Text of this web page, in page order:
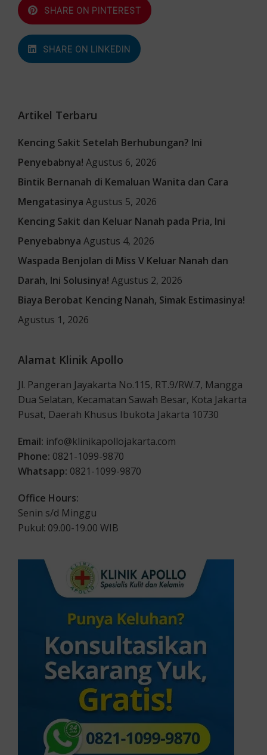
SHARE ON PINTEREST
SHARE ON LINKEDIN
Artikel Terbaru
Kencing Sakit Setelah Berhubungan? Ini
Penyebabnya! Agustus 6, 2026
Bintik Bernanah di Kemaluan Wanita dan Cara
Mengatasinya Agustus 5, 2026
Kencing Sakit dan Keluar Nanah pada Pria, Ini
Penyebabnya Agustus 4, 2026
Waspada Benjolan di Miss V Keluar Nanah dan
Darah, Ini Solusinya! Agustus 2, 2026
Biaya Berobat Kencing Nanah, Simak Estimasinya!
Agustus 1, 2026
Alamat Klinik Apollo
Jl. Pangeran Jayakarta No.115, RT.9/RW.7, Mangga
Dua Selatan, Kecamatan Sawah Besar, Kota Jakarta
Pusat, Daerah Khusus Ibukota Jakarta 10730
Email: info@klinikapollojakarta.com
Phone: 0821-1099-9870
Whatsapp: 0821-1099-9870
Office Hours:
Senin s/d Minggu
Pukul: 09.00-19.00 WIB